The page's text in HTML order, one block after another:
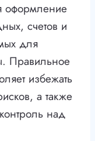
оформление
счетов и
для
Правильное
избежать
а также
над